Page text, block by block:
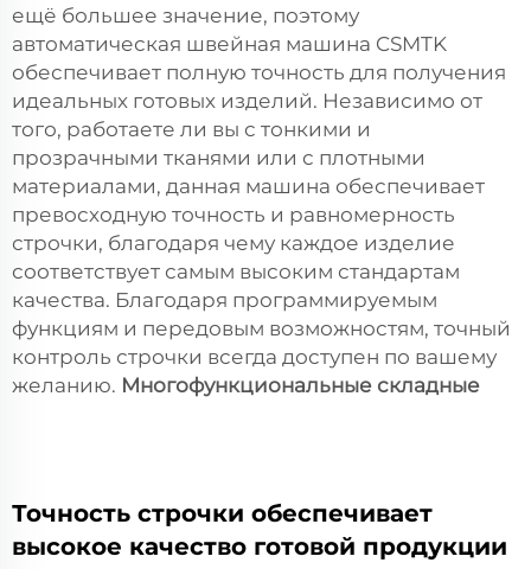
ещё большее значение, поэтому
автоматическая швейная машина CSMTK
обеспечивает полную точность для получения
идеальных готовых изделий. Независимо от
того, работаете ли вы с тонкими и
прозрачными тканями или с плотными
материалами, данная машина обеспечивает
превосходную точность и равномерность
строчки, благодаря чему каждое изделие
соответствует самым высоким стандартам
качества. Благодаря программируемым
функциям и передовым возможностям, точный
контроль строчки всегда доступен по вашему
желанию. Многофункциональные складные
Точность строчки обеспечивает
высокое качество готовой продукции